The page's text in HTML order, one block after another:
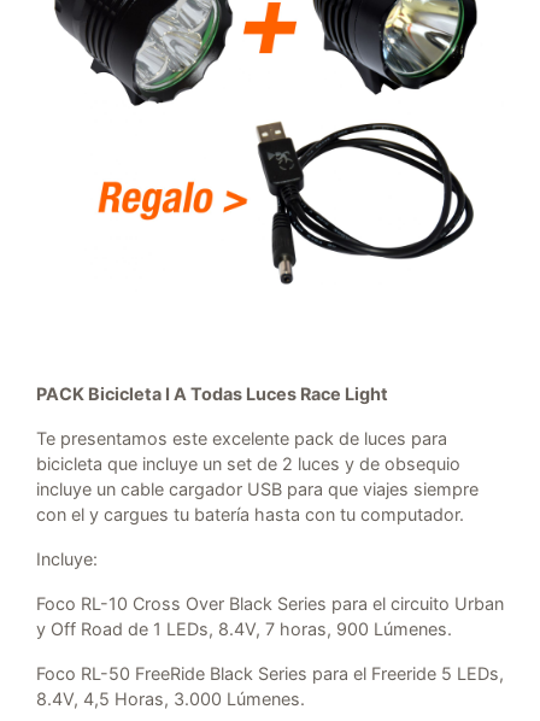
PACK Bicicleta I A Todas Luces Race Light
Te presentamos este excelente pack de luces para
bicicleta que incluye un set de 2 luces y de obsequio
incluye un cable cargador USB para que viajes siempre
con el y cargues tu batería hasta con tu computador.
Incluye:
Foco RL-10 Cross Over Black Series para el circuito Urban
y Off Road de 1 LEDs, 8.4V, 7 horas, 900 Lúmenes.
Foco RL-50 FreeRide Black Series para el Freeride 5 LEDs,
8.4V, 4,5 Horas, 3.000 Lúmenes.